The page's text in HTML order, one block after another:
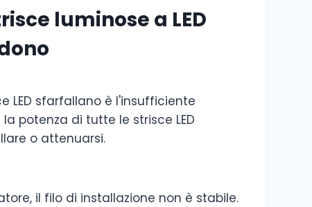
luminose a LED
LED sfarfallano è l'insufficiente
potenza di tutte le strisce LED
o attenuarsi.
il filo di installazione non è stabile.